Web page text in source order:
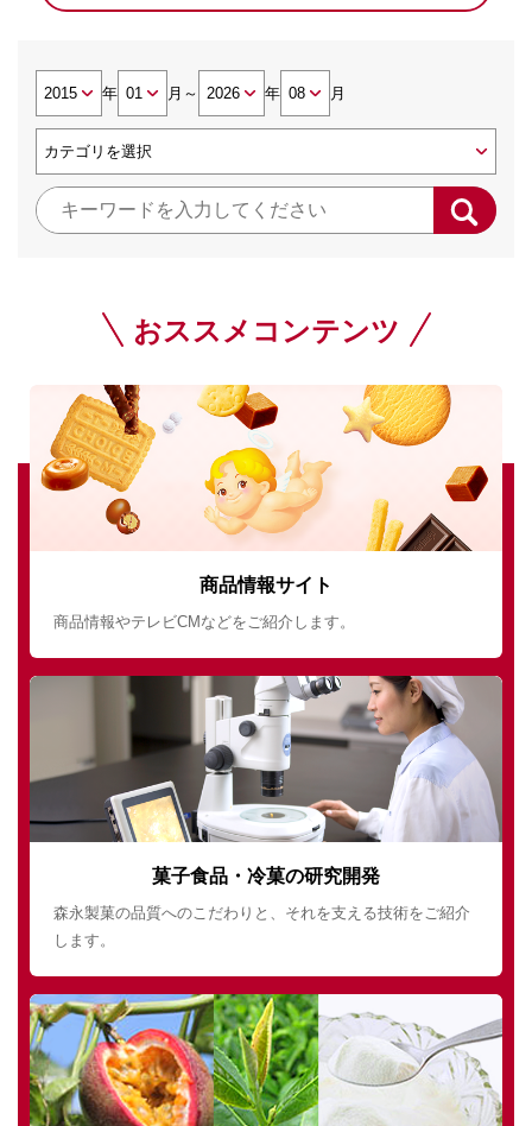
年 月 ～ 年 月
おススメコンテンツ
商品情報サイト
商品情報やテレビCMなどをご紹介します。
菓子食品・冷菓の研究開発
森永製菓の品質へのこだわりと、それを支える技術をご紹介
します。